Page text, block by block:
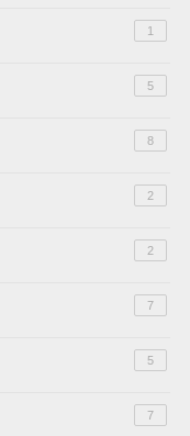
1
5
8
2
2
7
5
7